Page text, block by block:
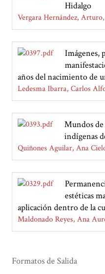
Hidalgo
Vergara Hernández, Arturo
Imágenes,
años del nacimiento de
Ledesma Ibarra, Carlos
Mundos de
indígenas
Quiñones Aguilar, Ana
estéticas
aplicación dentro de la
Maldonado Reyes, Ana
Formatos de Salida